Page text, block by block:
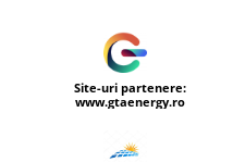
Site-uri partenere:
www.gtaenergy.ro